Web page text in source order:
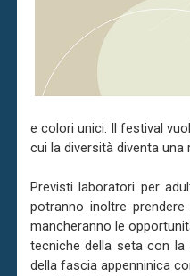
e colori unici. Il festival
cui la diversità diventa
Previsti laboratori per
potranno inoltre
mancheranno le
tecniche della seta con la
della fascia appenninica